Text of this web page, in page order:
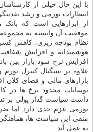
با این حال خیلی از
انتظارات تورمی و رشد
از ابزارهایی است که بانک
موفقیت آن وابسته به
نظام بودجه ریزی، کاهش
هوشمندانه و افزایش
علاوه بر سیگنال کنترل تورم
بازارهای مالی و فضای کلان
نوسانات محدود نرخ ها در
داشت سیاست گذار پولی بر
تورمی عزم جدی دارد اما
منفی این سیاست ها،
به عمل آید.